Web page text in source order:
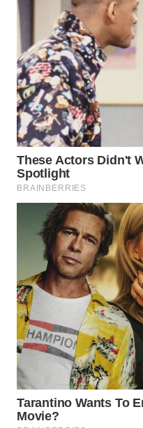
WN
KARAWANG
WN
BEKASI
WN
BOGOR
WN
DEPOK
WN
TAPANULI
UTARA
SAMOSIR
LAWAS